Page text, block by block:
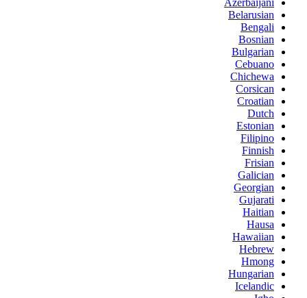
Belarusian
Bengali
Bosnian
Bulgarian
Cebuano
Chichewa
Corsican
Croatian
Dutch
Estonian
Filipino
Finnish
Frisian
Galician
Georgian
Gujarati
Haitian
Hausa
Hawaiian
Hebrew
Hmong
Hungarian
Icelandic